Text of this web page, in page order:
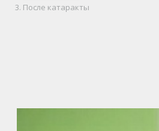
После катаракты